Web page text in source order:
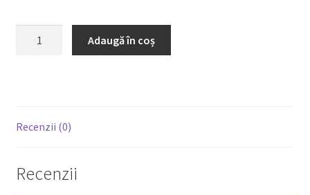
Adaugă în coș
Recenzii (0)
Recenzii